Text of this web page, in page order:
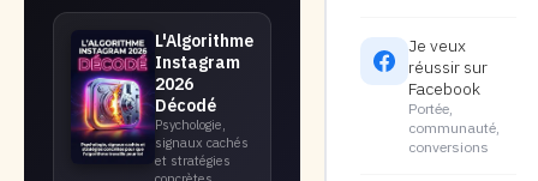
L'Algorithme
Instagram
2026
Décodé
Psychologie,
signaux cachés
et stratégies
Je veux
réussir sur
Facebook
Portée,
communauté,
conversions